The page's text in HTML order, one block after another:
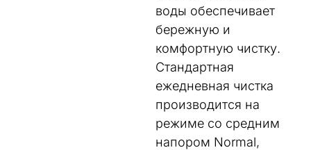
воды обеспечивает
бережную и
комфортную чистку.
Стандартная
ежедневная чистка
производится на
режиме со средним
напором Normal,